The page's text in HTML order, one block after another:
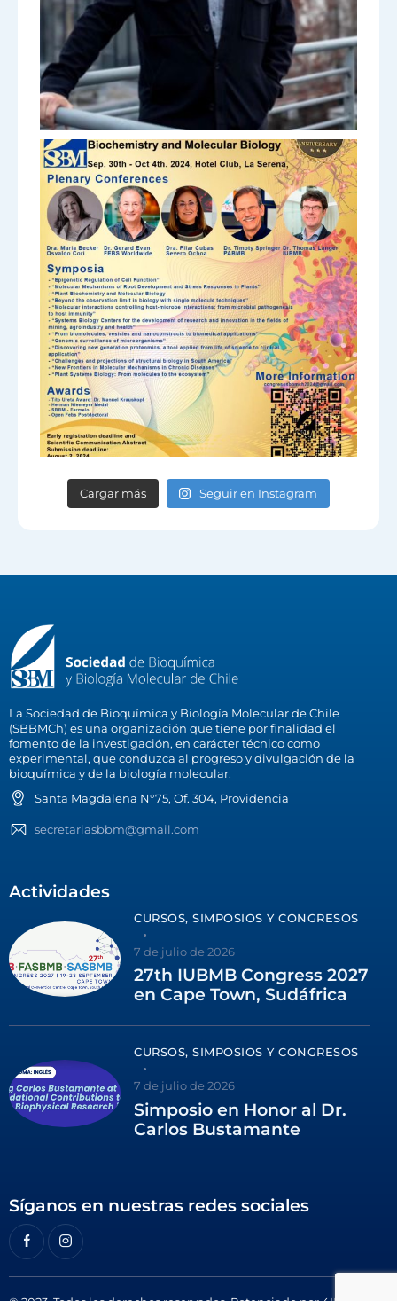
Cargar más Seguir en Instagram
La Sociedad de Bioquímica y Biología Molecular de Chile
(SBBMCh) es una organización que tiene por finalidad el
fomento de la investigación, en carácter técnico como
experimental, que conduzca al progreso y divulgación de la
bioquímica y de la biología molecular.
Santa Magdalena N°75, Of. 304, Providencia
secretariasbbm@gmail.com
Actividades
CURSOS, SIMPOSIOS Y CONGRESOS
7 de julio de 2026
27th IUBMB Congress 2027
en Cape Town, Sudáfrica
CURSOS, SIMPOSIOS Y CONGRESOS
7 de julio de 2026
Simposio en Honor al Dr.
Carlos Bustamante
Síganos en nuestras redes sociales